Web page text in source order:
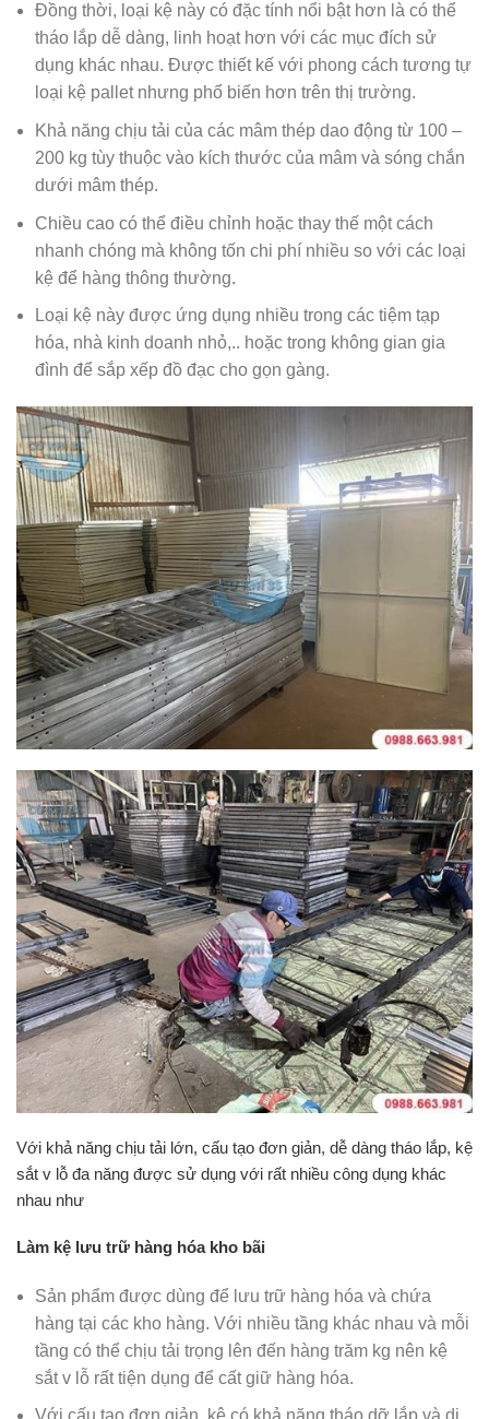
Đồng thời, loại kệ này có đặc tính nổi bật hơn là có thể
tháo lắp dễ dàng, linh hoạt hơn với các mục đích sử
dụng khác nhau. Được thiết kế với phong cách tương tự
loại kệ pallet nhưng phổ biến hơn trên thị trường.
Khả năng chịu tải của các mâm thép dao động từ 100 –
200 kg tùy thuộc vào kích thước của mâm và sóng chắn
dưới mâm thép.
Chiều cao có thể điều chỉnh hoặc thay thế một cách
nhanh chóng mà không tốn chi phí nhiều so với các loại
kệ để hàng thông thường.
Loại kệ này được ứng dụng nhiều trong các tiệm tạp
hóa, nhà kinh doanh nhỏ,.. hoặc trong không gian gia
đình để sắp xếp đồ đạc cho gọn gàng.
Với khả năng chịu tải lớn, cấu tạo đơn giản, dễ dàng tháo lắp, kệ
sắt v lỗ đa năng được sử dụng với rất nhiều công dụng khác
nhau như
Làm kệ lưu trữ hàng hóa kho bãi
Sản phẩm được dùng để lưu trữ hàng hóa và chứa
hàng tại các kho hàng. Với nhiều tầng khác nhau và mỗi
tầng có thể chịu tải trọng lên đến hàng trăm kg nên kệ
sắt v lỗ rất tiện dụng để cất giữ hàng hóa.